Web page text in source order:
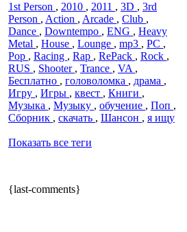
1st Person , 2010 , 2011 , 3D , 3rd
Person , Action , Arcade , Club ,
Dance , Downtempo , ENG , Heavy
Metal , House , Lounge , mp3 , PC ,
Pop , Racing , Rap , RePack , Rock ,
RUS , Shooter , Trance , VA ,
Бесплатно , головоломка , драма ,
Игру , Игры , квест , Книги ,
Музыка , Музыку , обучение , Поп ,
Сборник , скачать , Шансон , я ищу
Показать все теги
{last-comments}